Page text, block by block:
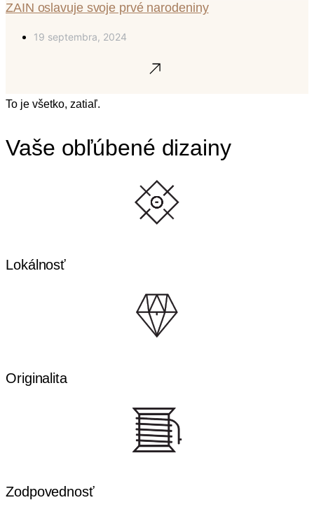
ZAIN oslavuje svoje prvé narodeniny
19 septembra, 2024
To je všetko, zatiaľ.
Vaše obľúbené dizainy
Lokálnosť
Originalita
Zodpovednosť